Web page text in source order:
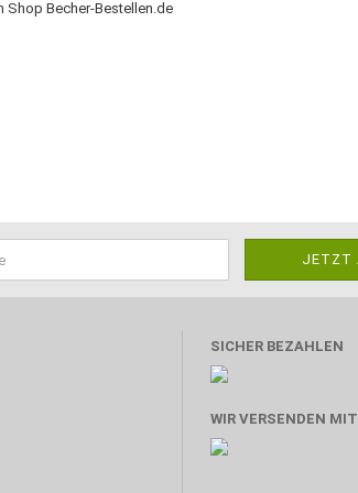
Shop Becher-Bestellen.de
SICHER BEZAHLEN
WIR VERSENDEN MIT